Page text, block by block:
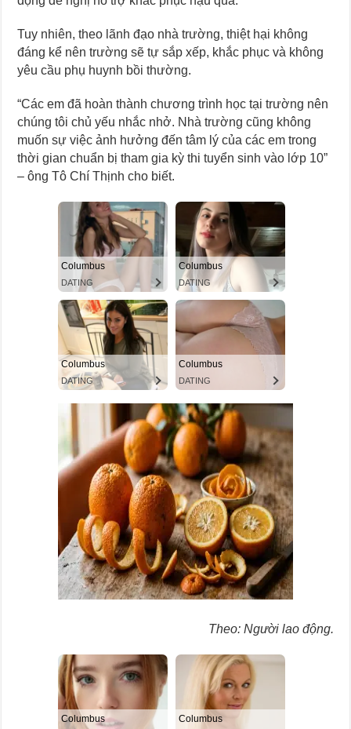
Tuy nhiên, theo lãnh đạo nhà trường, thiệt hại không
đáng kể nên trường sẽ tự sắp xếp, khắc phục và không
yêu cầu phụ huynh bồi thường.
“Các em đã hoàn thành chương trình học tại trường nên
chúng tôi chủ yếu nhắc nhở. Nhà trường cũng không
muốn sự việc ảnh hưởng đến tâm lý của các em trong
thời gian chuẩn bị tham gia kỳ thi tuyển sinh vào lớp 10”
– ông Tô Chí Thịnh cho biết.
Theo: Người lao động.